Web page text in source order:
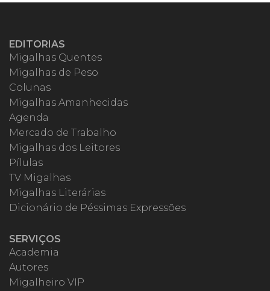
EDITORIAS
Migalhas Quentes
Migalhas de Peso
Colunas
Migalhas Amanhecidas
Agenda
Mercado de Trabalho
Migalhas dos Leitores
Pílulas
TV Migalhas
Migalhas Literárias
Dicionário de Péssimas Expressões
SERVIÇOS
Academia
Autores
Migalheiro VIP